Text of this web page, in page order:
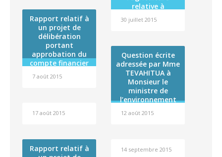
le cadre du volet «
santé » du
française 2008-
2014
considérées
comme radio-
induites
relative à
miel frelaté
30 juillet 2015
Rapport relatif à
un projet de
délibération
portant
approbation du
compte financier
de l »Institut
7 août 2015
Question écrite
adressée par Mme
TEVAHITUA à
Monsieur le
ministre de
l’environnement
préservation du
12 août 2015
17 août 2015
Rapport relatif à
14 septembre 2015